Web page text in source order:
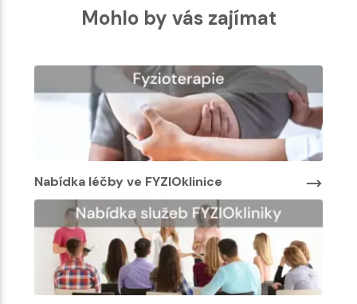
Mohlo by vás zajímat
Nabídka léčby ve FYZIOklinice